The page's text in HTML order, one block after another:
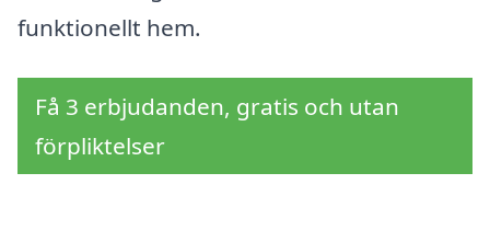
funktionellt hem.
Få 3 erbjudanden, gratis och utan
förpliktelser